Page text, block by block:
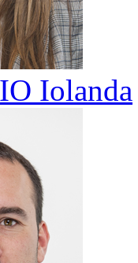
Iolanda